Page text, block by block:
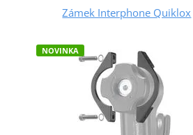
Zámek Interphone Quiklox
NOVINKA